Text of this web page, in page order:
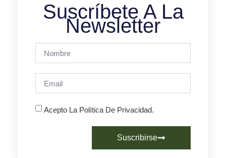
Suscríbete A La
Newsletter
Acepto La Política De Privacidad.
Suscribirse